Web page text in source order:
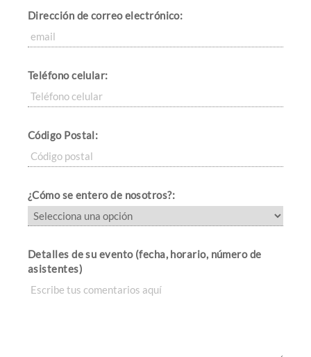
Dirección de correo electrónico:
Teléfono celular:
Código Postal:
¿Cómo se entero de nosotros?:
Detalles de su evento (fecha, horario, número de
asistentes)